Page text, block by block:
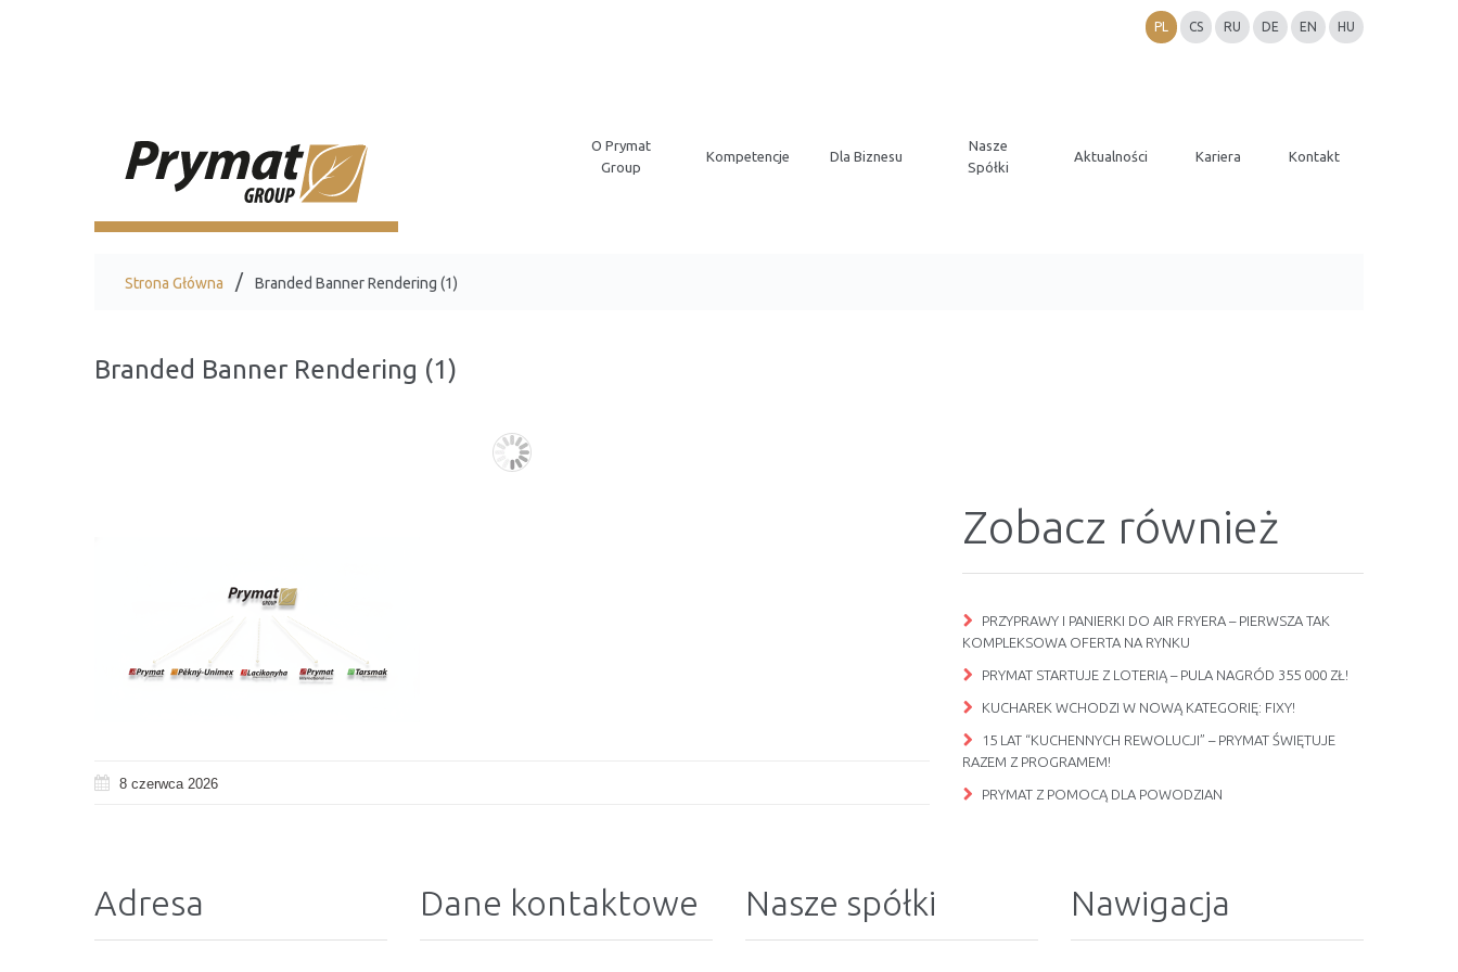
PL CS RU DE EN HU
O Prymat
Group
Kompetencje Dla Biznesu
Nasze
Spółki
Aktualności Kariera Kontakt
Strona Główna Branded Banner Rendering (1)
Branded Banner Rendering (1)
8 czerwca 2026
Zobacz również
PRZYPRAWY I PANIERKI DO AIR FRYERA – PIERWSZA TAK
KOMPLEKSOWA OFERTA NA RYNKU
PRYMAT STARTUJE Z LOTERIĄ – PULA NAGRÓD 355 000 ZŁ!
KUCHAREK WCHODZI W NOWĄ KATEGORIĘ: FIXY!
15 LAT “KUCHENNYCH REWOLUCJI” – PRYMAT ŚWIĘTUJE
RAZEM Z PROGRAMEM!
PRYMAT Z POMOCĄ DLA POWODZIAN
Adresa Dane kontaktowe Nasze spółki Nawigacja